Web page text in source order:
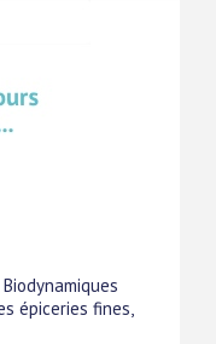
épiceries fines,